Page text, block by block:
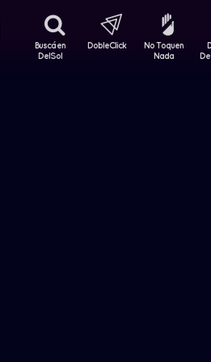
Buscá en
DelSol
DobleClick
No Toquen
Nada